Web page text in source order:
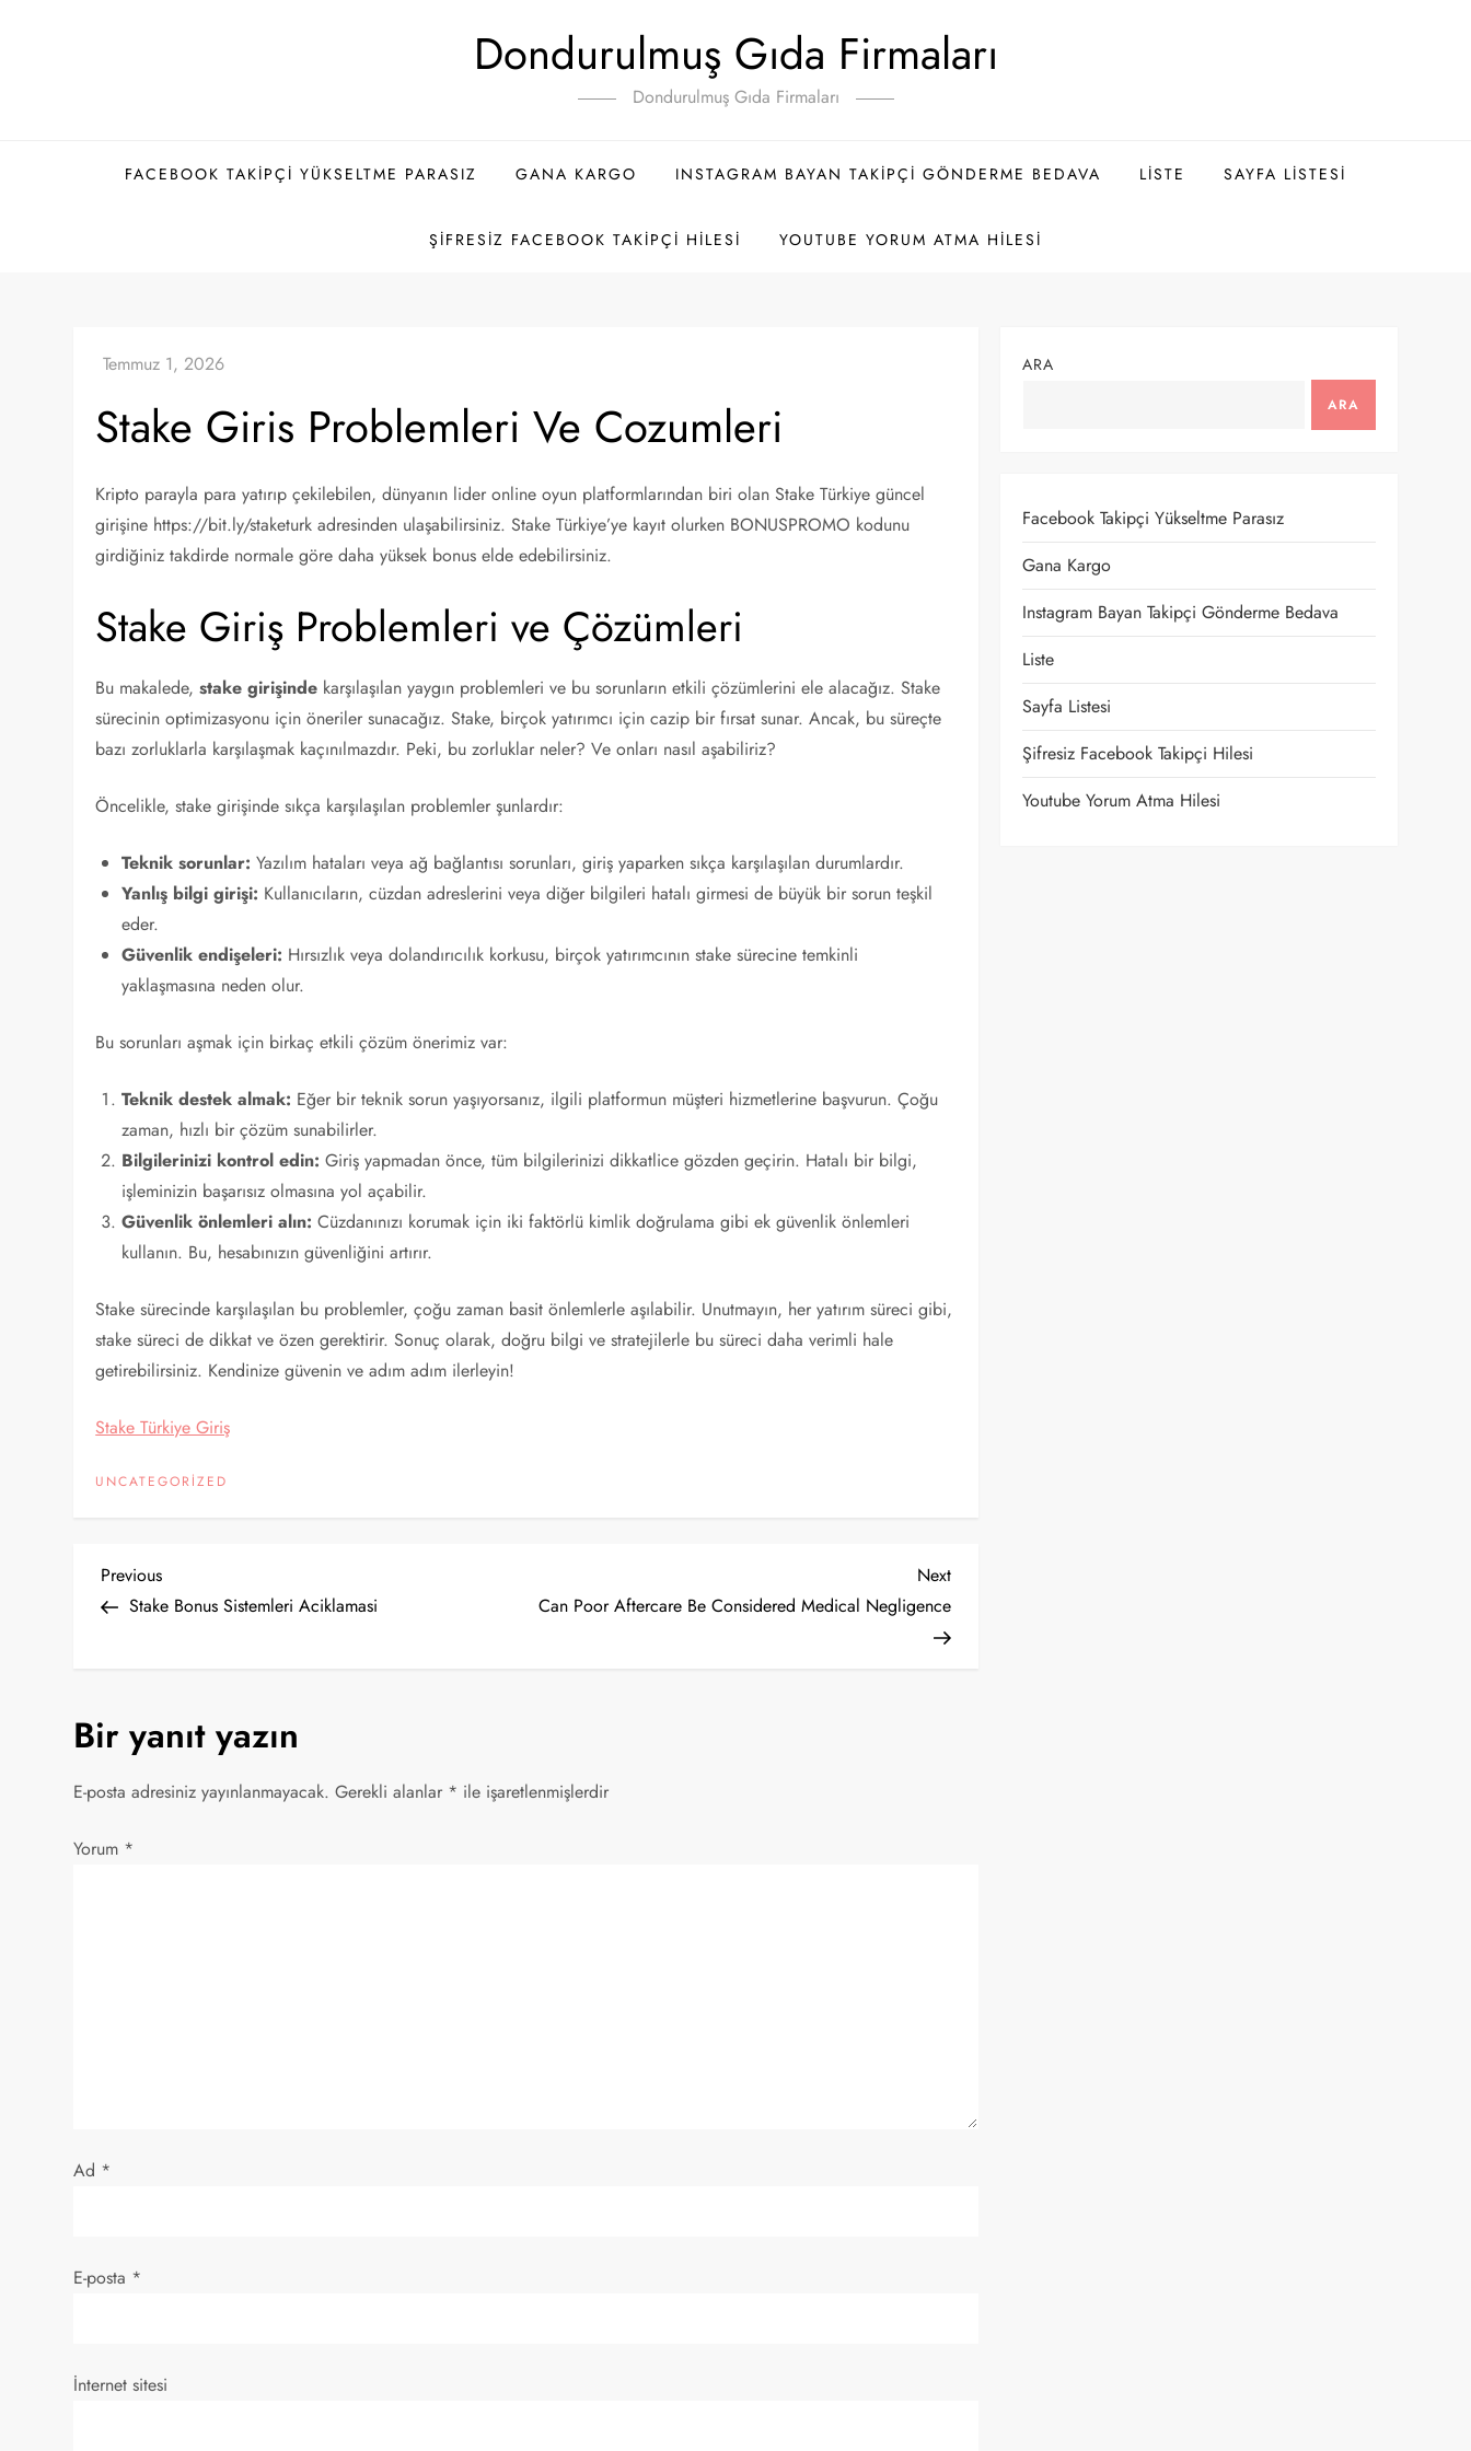
Dondurulmuş Gıda Firmaları
Dondurulmuş Gıda Firmaları
FACEBOOK TAKIPÇI YÜKSELTME PARASIZ GANA KARGO INSTAGRAM BAYAN TAKIPÇI GÖNDERME BEDAVA LISTE SAYFA LISTESI
ŞIFRESIZ FACEBOOK TAKIPÇI HILESI YOUTUBE YORUM ATMA HILESI
Stake Giris Problemleri Ve Cozumleri
Kripto parayla para yatırıp çekilebilen, dünyanın lider online oyun platformlarından biri olan Stake Türkiye güncel
girişine https://bit.ly/staketurk adresinden ulaşabilirsiniz. Stake Türkiye’ye kayıt olurken BONUSPROMO kodunu
girdiğiniz takdirde normale göre daha yüksek bonus elde edebilirsiniz.
Stake Giriş Problemleri ve Çözümleri
Bu makalede,stake girişinde karşılaşılan yaygın problemleri ve bu sorunların etkili çözümlerini ele alacağız. Stake
sürecinin optimizasyonu için öneriler sunacağız. Stake, birçok yatırımcı için cazip bir fırsat sunar. Ancak, bu süreçte
bazı zorluklarla karşılaşmak kaçınılmazdır. Peki, bu zorluklar neler? Ve onları nasıl aşabiliriz?
Öncelikle, stake girişinde sıkça karşılaşılan problemler şunlardır:
Teknik sorunlar: Yazılım hataları veya ağ bağlantısı sorunları, giriş yaparken sıkça karşılaşılan durumlardır.
Yanlış bilgi girişi: Kullanıcıların, cüzdan adreslerini veya diğer bilgileri hatalı girmesi de büyük bir sorun teşkil
eder.
Güvenlik endişeleri: Hırsızlık veya dolandırıcılık korkusu, birçok yatırımcının stake sürecine temkinli
yaklaşmasına neden olur.
Bu sorunları aşmak için birkaç etkili çözüm önerimiz var:
Teknik destek almak: Eğer bir teknik sorun yaşıyorsanız, ilgili platformun müşteri hizmetlerine başvurun. Çoğu
zaman, hızlı bir çözüm sunabilirler.
Bilgilerinizi kontrol edin: Giriş yapmadan önce, tüm bilgilerinizi dikkatlice gözden geçirin. Hatalı bir bilgi,
işleminizin başarısız olmasına yol açabilir.
Güvenlik önlemleri alın: Cüzdanınızı korumak için iki faktörlü kimlik doğrulama gibi ek güvenlik önlemleri
kullanın. Bu, hesabınızın güvenliğini artırır.
Stake sürecinde karşılaşılan bu problemler, çoğu zaman basit önlemlerle aşılabilir. Unutmayın, her yatırım süreci gibi,
stake süreci de dikkat ve özen gerektirir. Sonuç olarak, doğru bilgi ve stratejilerle bu süreci daha verimli hale
getirebilirsiniz. Kendinize güvenin ve adım adım ilerleyin!
Stake Türkiye Giriş
UNCATEGORIZED
Y
ı
g
e
s
Previous
Post
Previous
Stake Bonus Sistemleri Aciklamasi
Next
Post
Next
Can Poor Aftercare Be Considered Medical Negligence
Bir yanıt yazın
E-posta adresiniz yayınlanmayacak. Gerekli alanlar * ile işaretlenmişlerdir
Yorum *
Ad *
E-posta *
İnternet sitesi
ARA
ARA
Facebook Takipçi Yükseltme Parasız
Gana Kargo
Instagram Bayan Takipçi Gönderme Bedava
Liste
Sayfa Listesi
Şifresiz Facebook Takipçi Hilesi
Youtube Yorum Atma Hilesi